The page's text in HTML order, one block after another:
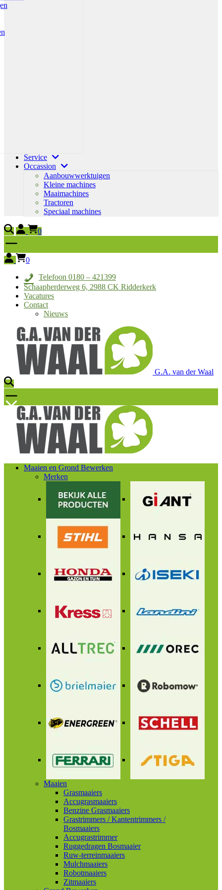
Service
Occassion
Aanbouwwerktuigen
Kleine machines
Maaimachines
Tractoren
Speciaal machines
0
0
Telefoon 0180 – 421399
Schaapherderweg 6, 2988 CK Ridderkerk
Vacatures
Contact
Nieuws
G.A. van der Waal
Maaien en Grond Bewerken
Merken
Maaien
Grasmaaiers
Accugrasmaaiers
Benzine Grasmaaiers
Grastrimmers / Kantentrimmers /
Bosmaaiers
Accugrastrimmer
Ruggedragen Bosmaaier
Ruw-terreinmaaiers
Mulchmaaiers
Robotmaaiers
Zitmaaiers